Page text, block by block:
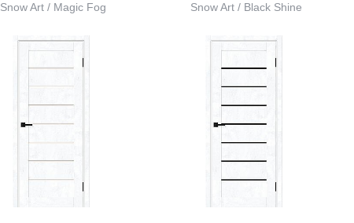
Snow Art / Magic Fog Snow Art / Black Shine